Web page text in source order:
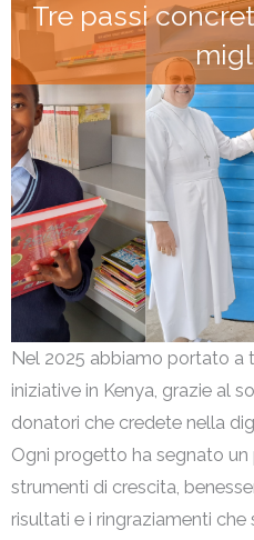
Tre passi
Nel 2025 abbiamo portato a
iniziative in Kenya, grazie al
donatori che credete nella
Ogni progetto ha segnato
strumenti di crescita,
risultati e i ringraziamenti